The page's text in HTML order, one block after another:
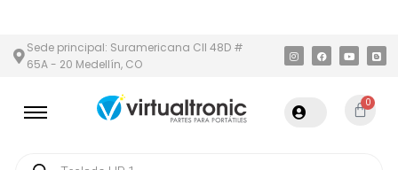
Sede principal: Suramericana Cll 48D #
65A - 20 Medellín, CO
0